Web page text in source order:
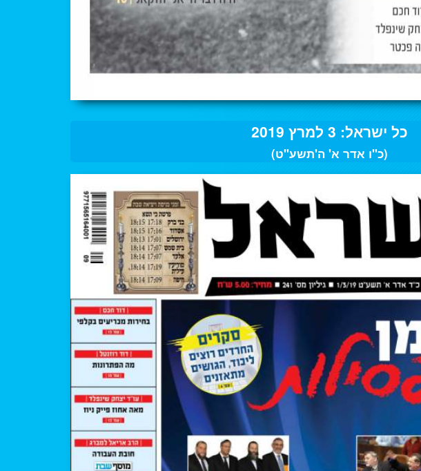
כל ישראל: 3 למרץ 2019
(כ"ו אדר א' ה'תשע"ט)